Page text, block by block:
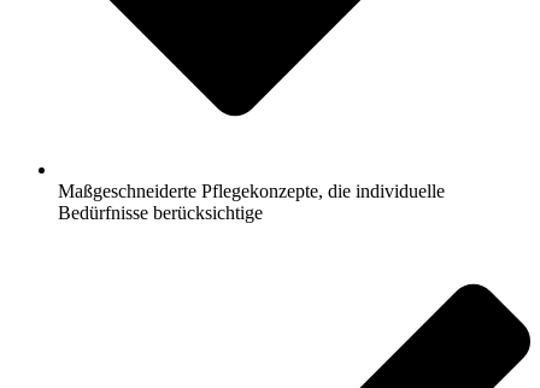
Maßgeschneiderte Pflegekonzepte, die individuelle
Bedürfnisse berücksichtige